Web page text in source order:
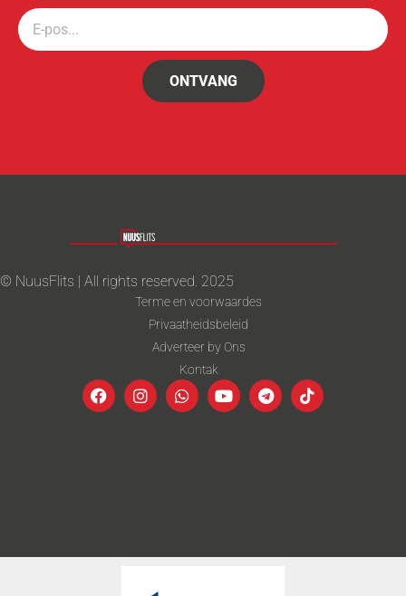
ONTVANG
© NuusFlits | All rights reserved. 2025
Terme en voorwaardes
Privaatheidsbeleid
Adverteer by Ons
Kontak